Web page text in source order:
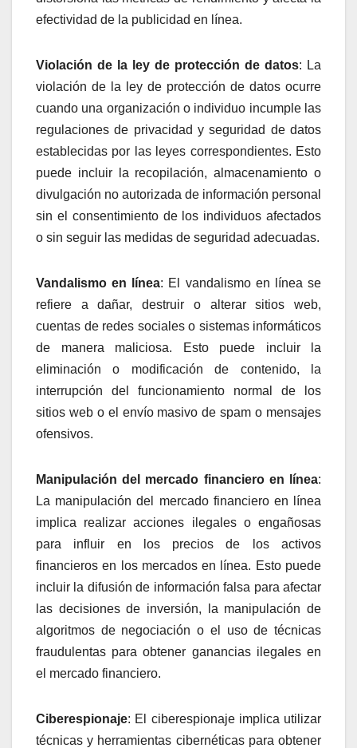
efectividad de la publicidad en línea.
Violación de la ley de protección de datos: La
violación de la ley de protección de datos ocurre
cuando una organización o individuo incumple las
regulaciones de privacidad y seguridad de datos
establecidas por las leyes correspondientes. Esto
puede incluir la recopilación, almacenamiento o
divulgación no autorizada de información personal
sin el consentimiento de los individuos afectados
o sin seguir las medidas de seguridad adecuadas.
Vandalismo en línea: El vandalismo en línea se
refiere a dañar, destruir o alterar sitios web,
cuentas de redes sociales o sistemas informáticos
de manera maliciosa. Esto puede incluir la
eliminación o modificación de contenido, la
interrupción del funcionamiento normal de los
sitios web o el envío masivo de spam o mensajes
ofensivos.
Manipulación del mercado financiero en línea:
La manipulación del mercado financiero en línea
implica realizar acciones ilegales o engañosas
para influir en los precios de los activos
financieros en los mercados en línea. Esto puede
incluir la difusión de información falsa para afectar
las decisiones de inversión, la manipulación de
algoritmos de negociación o el uso de técnicas
fraudulentas para obtener ganancias ilegales en
el mercado financiero.
Ciberespionaje: El ciberespionaje implica utilizar
técnicas y herramientas cibernéticas para obtener